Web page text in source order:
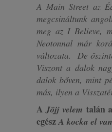
A Main Street az
megcsináltunk
meg az I Believe,
Neotonnal már
változata. De
Viszont a dalok
dalok bőven, mint
más, ilyen a
AJöjj velem talán
egészA kocka el